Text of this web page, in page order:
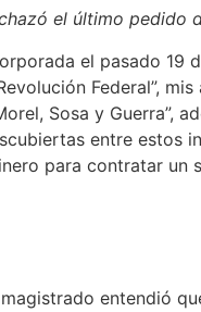
el último pedido
el pasado 19
Federal”,
Sosa y Guerra”,
entre estos
para contratar
entendió